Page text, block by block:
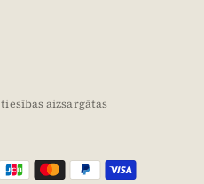
aizsargātas